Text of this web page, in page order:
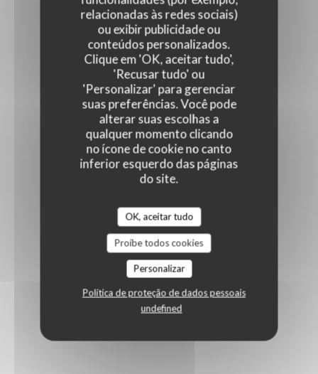
relacionadas às redes sociais)
ou exibir publicidade ou
conteúdos personalizados.
Clique em 'OK, aceitar tudo',
'Recusar tudo' ou
'Personalizar' para gerenciar
suas preferências. Você pode
alterar suas escolhas a
qualquer momento clicando
no ícone de cookie no canto
inferior esquerdo das páginas
do site.
OK, aceitar tudo
Proíbe todos cookies
Personalizar
Política de proteção de dados pessoais
undefined